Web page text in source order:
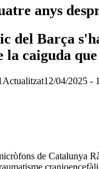
anys
del Barça
caiguda
Actualitzat12/04/2025 -
de Catalunya